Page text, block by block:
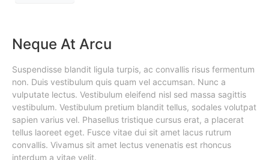
Neque At Arcu
Suspendisse blandit ligula turpis, ac convallis risus fermentum
non. Duis vestibulum quis quam vel accumsan. Nunc a
vulputate lectus. Vestibulum eleifend nisl sed massa sagittis
vestibulum. Vestibulum pretium blandit tellus, sodales volutpat
sapien varius vel. Phasellus tristique cursus erat, a placerat
tellus laoreet eget. Fusce vitae dui sit amet lacus rutrum
convallis. Vivamus sit amet lectus venenatis est rhoncus
interdum a vitae velit.